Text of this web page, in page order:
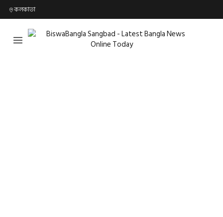
কলকাতা